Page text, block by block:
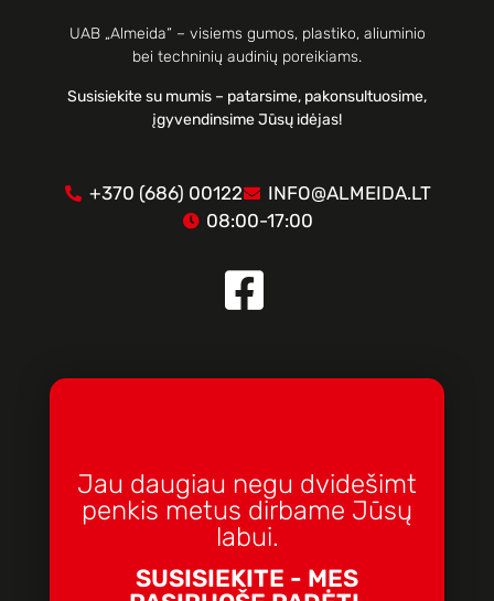
UAB „Almeida“ – visiems gumos, plastiko, aliuminio
bei techninių audinių poreikiams.
Susisiekite su mumis – patarsime, pakonsultuosime,
įgyvendinsime Jūsų idėjas!
+370 (686) 00122
INFO@ALMEIDA.LT
08:00-17:00
Jau daugiau negu dvidešimt
penkis metus dirbame Jūsų
labui.
SUSISIEKITE - MES